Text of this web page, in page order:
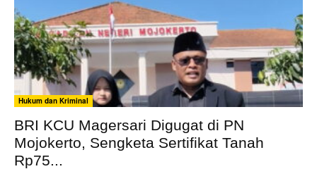
Hukum dan Kriminal
BRI KCU Magersari Digugat di PN
Mojokerto, Sengketa Sertifikat Tanah
Rp75...